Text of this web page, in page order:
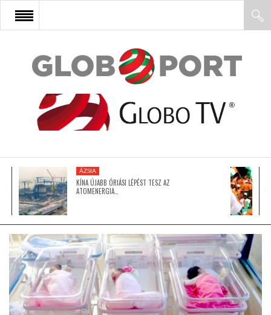
FŐOLDAL
AFRIKA
ÁZSIA
LATIN-AMERIKA
KÖZEL-KELET
ÁZSIA
KÍNA ÚJABB ÓRIÁSI LÉPÉST TESZ AZ
ATOMENERGIA…